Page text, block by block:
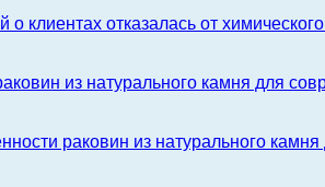
о клиентах отказалась от
из натурального камня для
раковин из натурального